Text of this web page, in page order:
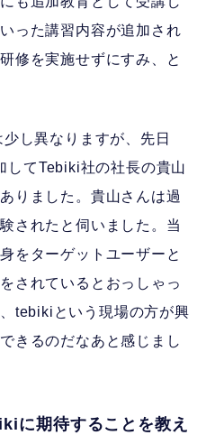
った講習内容が追加され
修を実施せずにすみ、と
し異なりますが、先日
してTebiki社の社長の貴山
りました。貴山さんは過
されたと伺いました。当
をターゲットユーザーと
されているとおっしゃっ
tebikiという現場の方が興
きるのだなあと感じまし
に期待することを教え